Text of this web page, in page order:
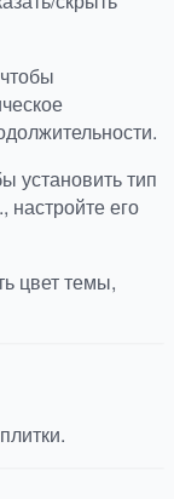
установить тип
настройте его
цвет темы,